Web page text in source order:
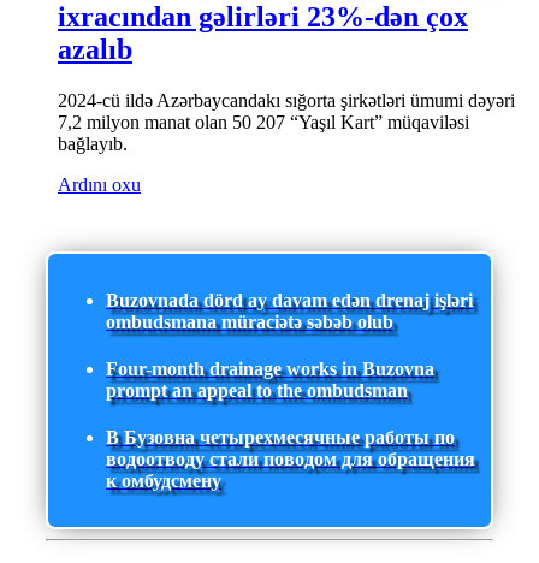
ixracından gəlirləri 23%-dən çox
azalıb
2024-cü ildə Azərbaycandakı sığorta şirkətləri ümumi dəyəri
7,2 milyon manat olan 50 207 “Yaşıl Kart” müqaviləsi
bağlayıb.
Ardını oxu
Buzovnada dörd ay davam edən drenaj işləri
ombudsmana müraciətə səbəb olub
Four-month drainage works in Buzovna
prompt an appeal to the ombudsman
В Бузовна четырехмесячные работы по
водоотводу стали поводом для обращения
к омбудсмену